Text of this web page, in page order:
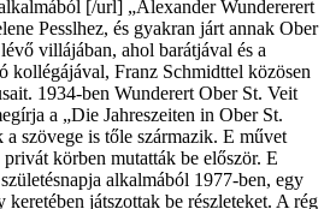
[/url] „Alexander Wundererert
Pesslhez, és gyakran járt annak Ober
villájában, ahol barátjával és a
kollégájával, Franz Schmidttel közösen
1934-ben Wunderert Ober St. Veit
a „Die Jahreszeiten in Ober St.
szövege is tőle származik. E művet
körben mutatták be először. E
alkalmából 1977-ben, egy
játszottak be részleteket. A rég